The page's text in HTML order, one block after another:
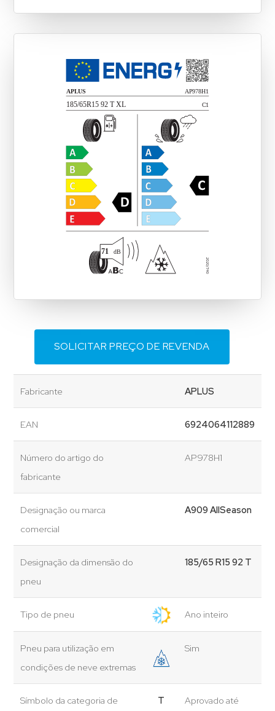
SOLICITAR PREÇO DE REVENDA
Fabricante APLUS
EAN 6924064112889
Número do artigo do
fabricante
AP978H1
Designação ou marca
comercial
A909 AllSeason
Designação da dimensão do
pneu
185/65 R15 92 T
Tipo de pneu Ano inteiro
Pneu para utilização em
condições de neve extremas
Sim
Símbolo da categoria de
T
Aprovado até